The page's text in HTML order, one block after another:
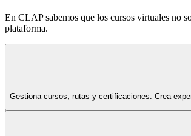
En CLAP sabemos que los cursos virtuales no
plataforma.
Gestiona cursos, rutas y certificaciones. Crea